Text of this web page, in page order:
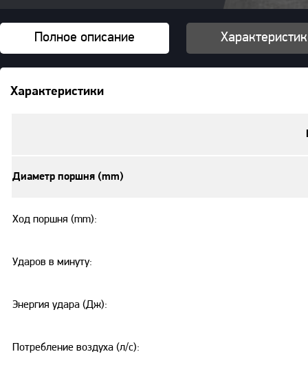
Полное описание
Характеристики
Диаметр поршня (mm)
Ход поршня (mm):
Ударов в минуту:
Энергия удара (Дж):
Потребление воздуха (л/с):